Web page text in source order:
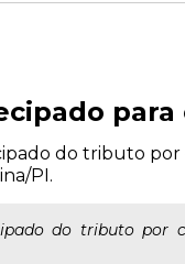
do tributo por
PI.
do tributo por